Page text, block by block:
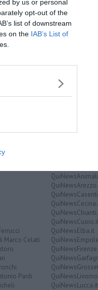
by us or personal
opt-out of the
list of downstream
on the IAB’s List of
Marco Celati
Pardi
IL NETWORK
QuiNewsElba.it
QuiNewsLucca.it